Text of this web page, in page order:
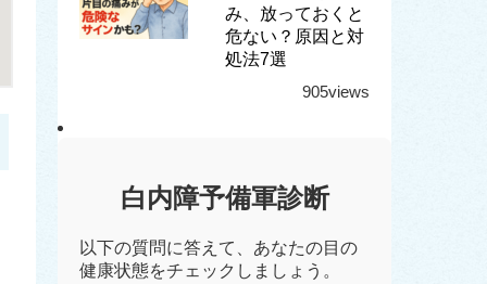
み、放っておくと
危ない？原因と対
処法7選
905views
白内障予備軍診断
以下の質問に答えて、あなたの目の
健康状態をチェックしましょう。